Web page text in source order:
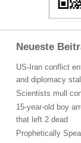
Neueste
US-Iran conflict
and diplomacy
Scientists mull
15-year-old boy
that left 2 dead
Prophetically